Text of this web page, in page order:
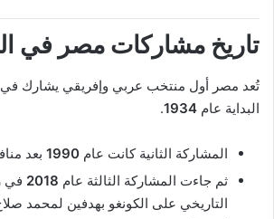
تاريخ مشاركات مصر في
تُعد مصر أول منتخب عربي وإفريقي يشارك في
البداية عام 1934
.
المشاركة الثانية كانت عام 1990 بعد
ثم جاءت المشاركة الثالثة عام 2018 في
التاريخي على الكونغو بهدفين لمحمد